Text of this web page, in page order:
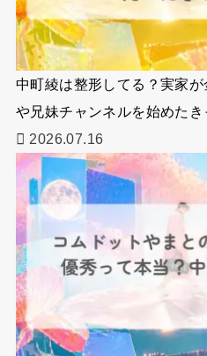
中町綾は整形してる？実家
や兄妹チャンネルを始めたき
2026.07.16